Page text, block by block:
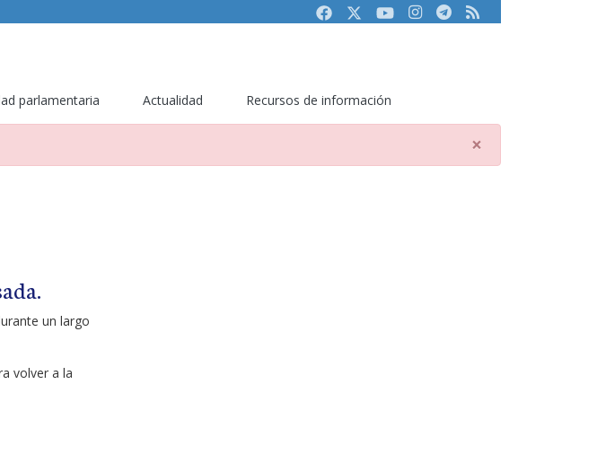
FacebookTwitterYoutubeInstagram
Telegram
RSS
parlamentaria Actualidad Recursos de información
×
un largo
volver a la